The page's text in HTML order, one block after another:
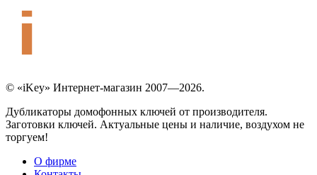
© «iKey» Интернет-магазин 2007—2026.
Дубликаторы домофонных ключей от производителя.
Заготовки ключей. Актуальные цены и наличие, воздухом не
торгуем!
О фирме